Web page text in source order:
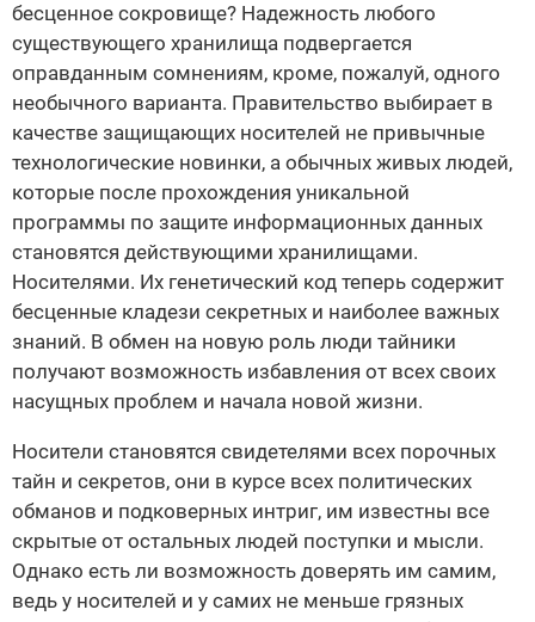
бесценное сокровище? Надежность любого
существующего хранилища подвергается
оправданным сомнениям, кроме, пожалуй, одного
необычного варианта. Правительство выбирает в
качестве защищающих носителей не привычные
технологические новинки, а обычных живых людей,
которые после прохождения уникальной
программы по защите информационных данных
становятся действующими хранилищами.
Носителями. Их генетический код теперь содержит
бесценные кладези секретных и наиболее важных
знаний. В обмен на новую роль люди тайники
получают возможность избавления от всех своих
насущных проблем и начала новой жизни.
Носители становятся свидетелями всех порочных
тайн и секретов, они в курсе всех политических
обманов и подковерных интриг, им известны все
скрытые от остальных людей поступки и мысли.
Однако есть ли возможность доверять им самим,
ведь у носителей и у самих не меньше грязных